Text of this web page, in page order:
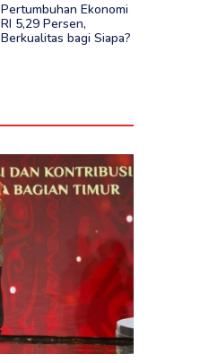
Pertumbuhan Ekonomi
RI 5,29 Persen,
Berkualitas bagi Siapa?